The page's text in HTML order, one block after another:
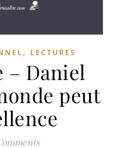
, LECTURES
– Daniel
peut